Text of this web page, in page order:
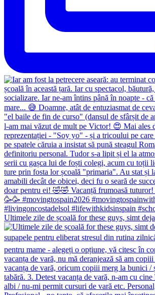
Ultimele zile de școală for these guys, simt deja